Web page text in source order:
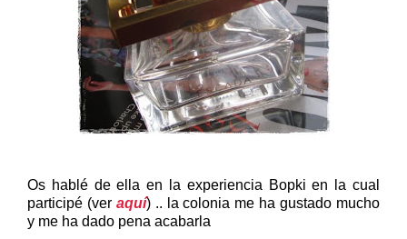
Os hablé de ella en la experiencia Bopki en la cual
participé (ver aquí) .. la colonia me ha gustado mucho
y me ha dado pena acabarla